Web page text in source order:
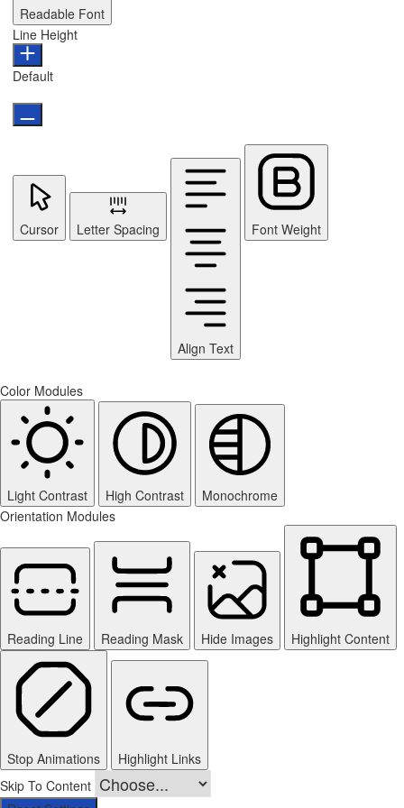
Readable Font
Line Height
Default
Cursor Letter Spacing
Align Text
Font Weight
Color Modules
Light Contrast High Contrast
Monochrome
Orientation Modules
Reading Line Reading Mask Hide Images Highlight Content
Stop Animations
Highlight Links
Skip To Content